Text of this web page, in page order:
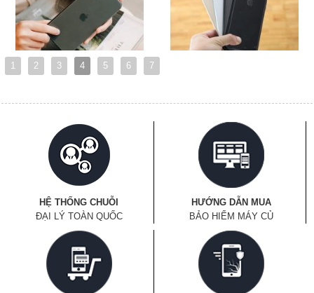
1 2 3 4 5 6 7
HỆ THỐNG CHUỖI
ĐẠI LÝ TOÀN QUỐC
HƯỚNG DẪN MUA
BẢO HIỂM MÁY CỦ